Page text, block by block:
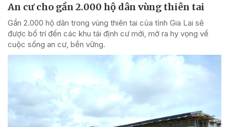
An cư cho gần 2.000 hộ dân vùng thiên tai
Gần 2.000 hộ dân trong vùng thiên tai của tỉnh Gia Lai sẽ
được bố trí đến các khu tái định cư mới, mở ra hy vọng về
cuộc sống an cư, bền vững.